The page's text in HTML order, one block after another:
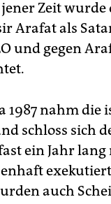
Zeit wurde
Arafat als
und gegen
nahm die
schloss sich
ein Jahr lang
auch